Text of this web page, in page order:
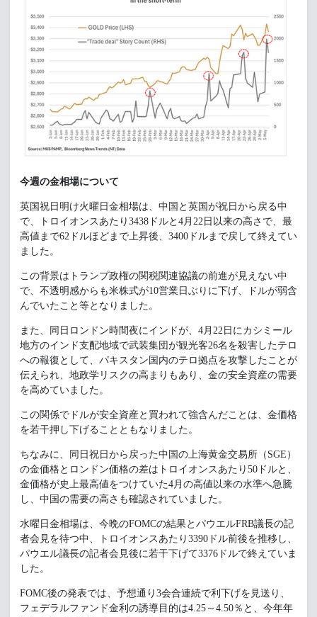
今週の金相場について
英国祝日明け火曜日金相場は、中国と英国が祝日から戻る中
で、トロイオンスあたり3438ドルと4月22日以来の高さで、最
高値まで62ドルほどまで上昇後、3400ドルまで戻して終えてい
ました。
この背景はトランプ政権の関税関連協議の前進が見えない中
で、不透明感からも米株式が10営業日ぶりに下げ、ドルが弱含
んでいたこと等となりました。
また、同日ロンドン時間夜にインドが、4月22日にカシミール
地方のインド支配地域で武装集団が観光客26名を殺害したテロ
への報復として、パキスタン国内のテロ拠点を攻撃したことが
伝えられ、地政学リスクの高まりもあり、金の安全資産の需要
を高めていました。
この関係でドルが安全資産と買われて強含んだことは、金価格
を若干押し下げることともなりました。
ちなみに、同日祝日から戻った中国の上海黄金交易所（SGE）
の金価格とロンドン価格の差はトロイオンスあたり50ドルと、
金価格が史上最高値をつけていた4月の高値以来の水準へ急騰
し、中国の需要の高さも確認されていました。
水曜日金相場は、今晩のFOMCの結果とパウエルFRB議長の記
者会見を待つ中、トロイオンスあたり3390ドル前後を推移し、
パウエル議長の記者会見後に若干下げて3376ドルで終えていま
した。
FOMC後の発表では、予想通り3会合連続で利下げを見送り、
フェデラルファンド金利の誘導目的は4.25～4.50％と、今年年